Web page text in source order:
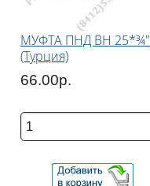
МУФТА ПНД ВН 25*¾"
(Турция)
66.00р.